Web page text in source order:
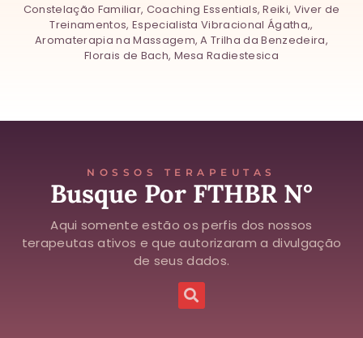
Constelação Familiar, Coaching Essentials, Reiki, Viver de
Treinamentos, Especialista Vibracional Ágatha,,
Aromaterapia na Massagem, A Trilha da Benzedeira,
Florais de Bach, Mesa Radiestesica
NOSSOS TERAPEUTAS
Busque Por FTHBR N°
Aqui somente estão os perfis dos nossos
terapeutas ativos e que autorizaram a divulgação
de seus dados.